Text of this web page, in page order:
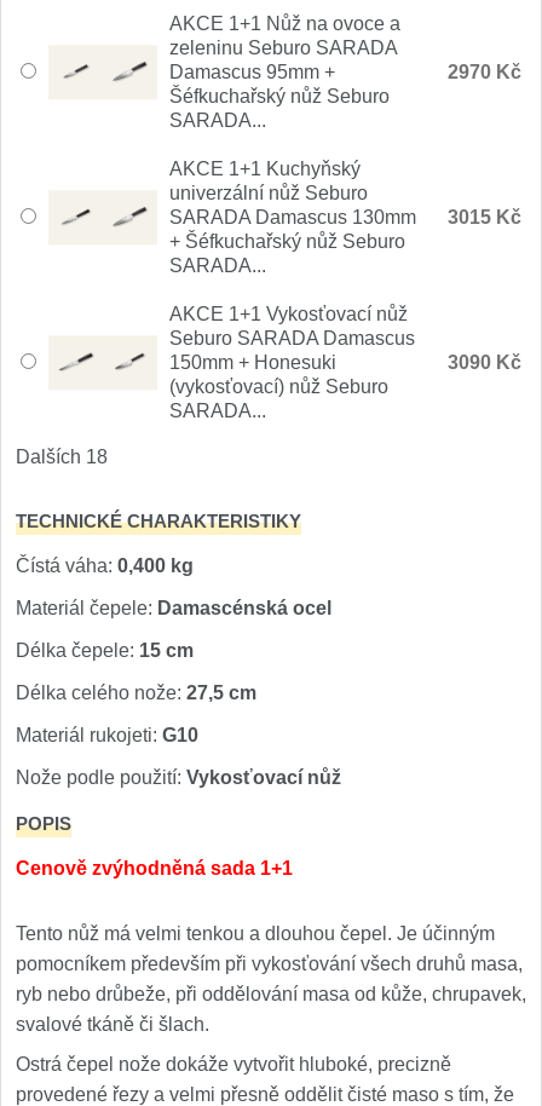
Nože Samura MO-V 4
Nože Samura Bamboo
Brousky na nože
6
Značky 4
AKCE 1+1 Nůž na ovoce a
zeleninu Seburo SARADA
Damascus 95mm +
Šéfkuchařský nůž Seburo
SARADA...
2970 Kč
AKCE 1+1 Kuchyňský
univerzální nůž Seburo
SARADA Damascus 130mm
+ Šéfkuchařský nůž Seburo
SARADA...
3015 Kč
AKCE 1+1 Vykosťovací nůž
Seburo SARADA Damascus
150mm + Honesuki
(vykosťovací) nůž Seburo
SARADA...
3090 Kč
Dalších 18
TECHNICKÉ CHARAKTERISTIKY
Čístá váha: 0,400 kg
Materiál čepele: Damascénská ocel
Délka čepele: 15 cm
Délka celého nože: 27,5 cm
Materiál rukojeti: G10
Nože podle použití: Vykosťovací nůž
POPIS
Cenově zvýhodněná sada 1+1
Tento nůž má velmi tenkou a dlouhou čepel. Je účinným
pomocníkem především při vykosťování všech druhů masa,
ryb nebo drůbeže, při oddělování masa od kůže, chrupavek,
svalové tkáně či šlach.
Ostrá čepel nože dokáže vytvořit hluboké, precizně
provedené řezy a velmi přesně oddělit čisté maso s tím, že